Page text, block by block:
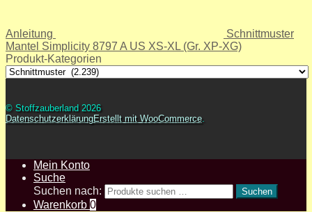
Anleitung
Schnittmuster
Mantel Simplicity 8797 A US XS-XL (Gr. XP-XG)
Produkt-Kategorien
© Stoffzauberland 2026
DatenschutzerklärungErstellt mit WooCommerce.
Mein Konto
Suche
Suchen nach:
Suchen
Warenkorb 0